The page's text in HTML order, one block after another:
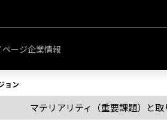
ページ企業情報
ョン
マテリアリティ（重要課題）と取